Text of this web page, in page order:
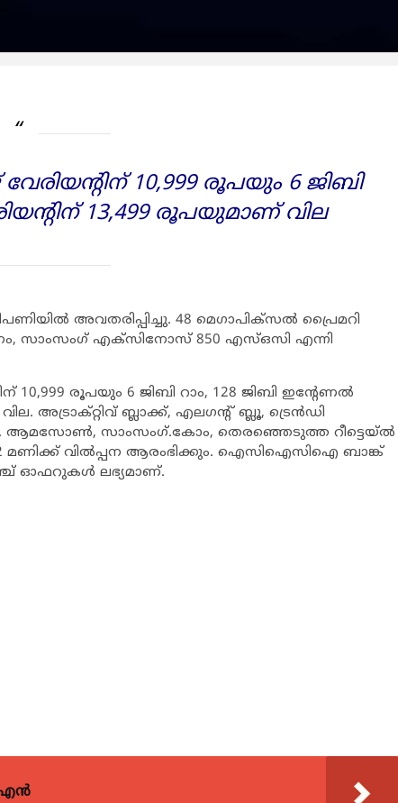
10,999 രൂപയും 6 ജിബി
13,499 രൂപയുമാണ് വില
അവതരിപ്പിച്ചു. 48 മെഗാപിക്‌സല്‍ പ്രൈമറി
സാംസംഗ് എക്‌സിനോസ് 850 എസ്ഒസി എന്നി
10,999 രൂപയും 6 ജിബി റാം, 128 ജിബി ഇന്റേണല്‍
അട്രാക്റ്റിവ് ബ്ലാക്ക്, എലഗന്റ് ബ്ലൂ, ട്രെന്‍ഡി
ആമസോണ്‍, സാംസംഗ്.കോം, തെരഞ്ഞെടുത്ത റീട്ടെയ്ല്‍
12 മണിക്ക് വില്‍പ്പന ആരംഭിക്കും. ഐസിഐസിഐ ബാങ്ക്
ഓഫറുകള്‍ ലഭ്യമാണ്.
എൻ